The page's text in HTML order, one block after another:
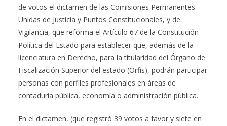
de votos el dictamen de las Comisiones Permanentes
Unidas de Justicia y Puntos Constitucionales, y de
Vigilancia, que reforma el Artículo 67 de la Constitución
Política del Estado para establecer que, además de la
licenciatura en Derecho, para la titularidad del Órgano de
Fiscalización Superior del estado (Orfis), podrán participar
personas con perfiles profesionales en áreas de
contaduría pública, economía o administración pública.
En el dictamen, (que registró 39 votos a favor y siete en